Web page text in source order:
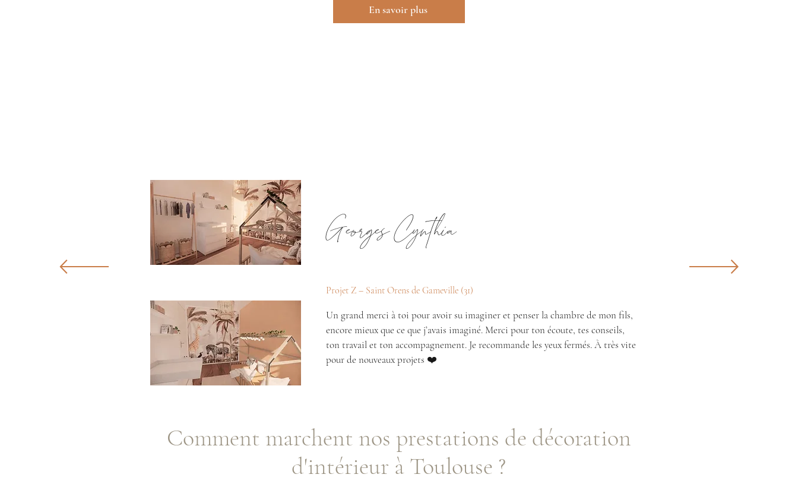
En savoir plus
Georges Cynthia
Projet Z – Saint Orens de Gameville (31)
Un grand merci à toi pour avoir su imaginer et penser la chambre de mon fils,
encore mieux que ce que j’avais imaginé. Merci pour ton écoute, tes conseils,
ton travail et ton accompagnement. Je recommande les yeux fermés. À très vite
pour de nouveaux projets ❤️
Comment marchent nos prestations de décoration
d'intérieur à Toulouse ?